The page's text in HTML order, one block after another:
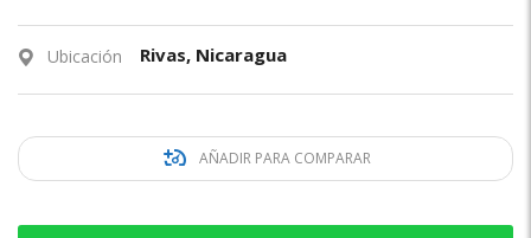
Ubicación Rivas, Nicaragua
AÑADIR PARA COMPARAR